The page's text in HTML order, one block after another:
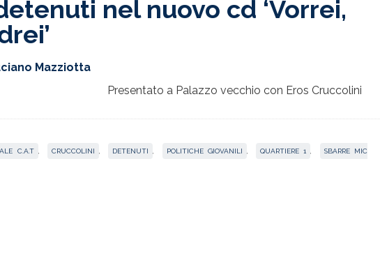
nel nuovo cd ‘Vorrei,
Mazziotta
Presentato a Palazzo vecchio con Eros Cruccolini
C.A.T CRUCCOLINI DETENUTI POLITICHE GIOVANILI QUARTIERE 1 SBARRE MIC